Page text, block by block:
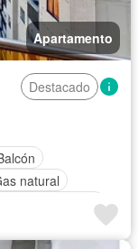
Apartamento
Destacado
natural
Vista panorámica